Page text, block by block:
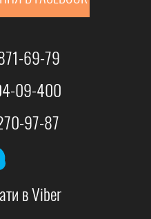
69-79
09-400
97-87
в Viber